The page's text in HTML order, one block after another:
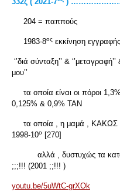
204 = παππούς
1983-8ος εκκίνηση εγγραφής
‘’διά σύνταξη’’ &
μου’’
τα οποία είναι οι πόροι
0,125% & 0,9% ΤΑΝ
τα οποία , η μαμά , ΚΑΚΩΣ
1998-10ο [270]
αλλά , δυστυχώς τα
;;;!!! (2001 ;;!!! )
youtu.be/5uWtC-grXOk